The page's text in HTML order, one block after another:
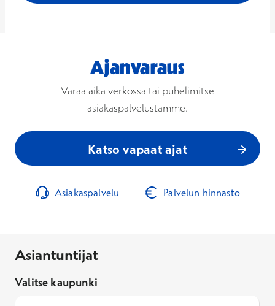
Ajanvaraus
Varaa aika verkossa tai puhelimitse
asiakaspalvelustamme.
Katso vapaat ajat
Asiakaspalvelu Palvelun hinnasto
Asiantuntijat
Valitse kaupunki